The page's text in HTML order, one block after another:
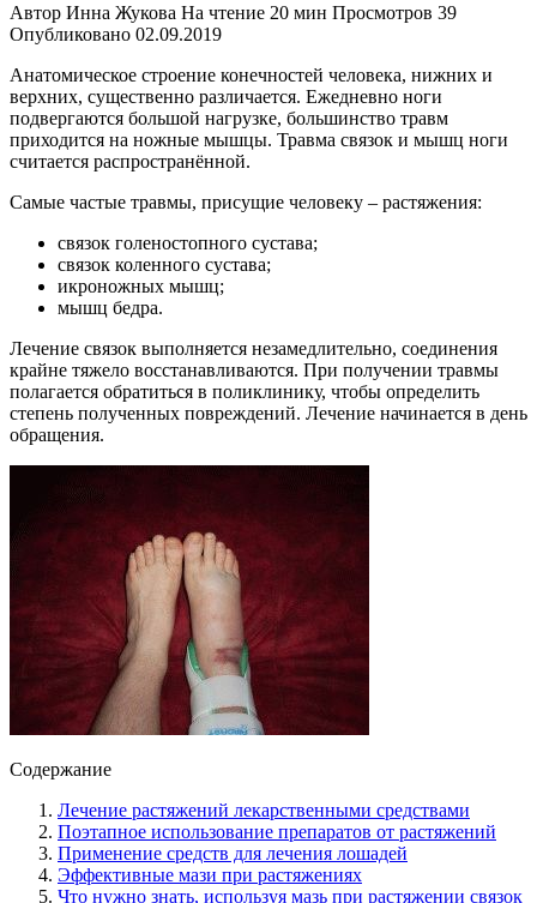
Автор Инна Жукова На чтение 20 мин Просмотров 39
Опубликовано 02.09.2019
Анатомическое строение конечностей человека, нижних и
верхних, существенно различается. Ежедневно ноги
подвергаются большой нагрузке, большинство травм
приходится на ножные мышцы. Травма связок и мышц ноги
считается распространённой.
Самые частые травмы, присущие человеку – растяжения:
связок голеностопного сустава;
связок коленного сустава;
икроножных мышц;
мышц бедра.
Лечение связок выполняется незамедлительно, соединения
крайне тяжело восстанавливаются. При получении травмы
полагается обратиться в поликлинику, чтобы определить
степень полученных повреждений. Лечение начинается в день
обращения.
Содержание
Лечение растяжений лекарственными средствами
Поэтапное использование препаратов от растяжений
Применение средств для лечения лошадей
Эффективные мази при растяжениях
Что нужно знать, используя мазь при растяжении связок